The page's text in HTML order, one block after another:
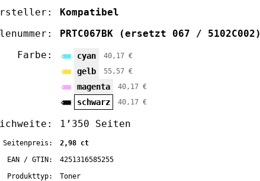
Kompatibel
PRTC067BK
(ersetzt 067 / 5102C002)
Farbe:
cyan 40,17 €
gelb 55,57 €
magenta 40,17 €
schwarz 40,17 €
1’350 Seiten
Seitenpreis:
2,98 ct
EAN / GTIN:
4251316585255
Produkttyp:
Toner